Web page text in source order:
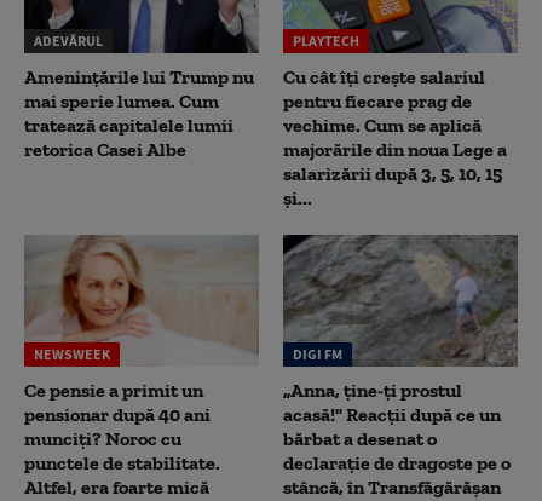
ADEVĂRUL
Amenințările lui Trump nu
mai sperie lumea. Cum
tratează capitalele lumii
retorica Casei Albe
PLAYTECH
Cu cât îți crește salariul
pentru fiecare prag de
vechime. Cum se aplică
majorările din noua Lege a
salarizării după 3, 5, 10, 15
și...
NEWSWEEK
Ce pensie a primit un
pensionar după 40 ani
munciți? Noroc cu
punctele de stabilitate.
Altfel, era foarte mică
DIGI FM
„Anna, ţine-ţi prostul
acasă!" Reacţii după ce un
bărbat a desenat o
declaraţie de dragoste pe o
stâncă, în Transfăgărăşan